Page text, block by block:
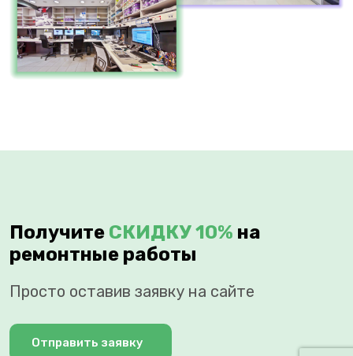
Получите СКИДКУ 10% на
ремонтные работы
Просто оставив заявку на сайте
Отправить заявку